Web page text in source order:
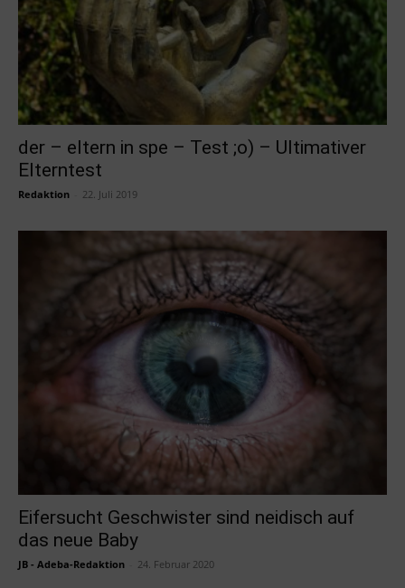
der – eltern in spe – Test ;o) – Ultimativer
Elterntest
Redaktion 22. Juli 2019
Eifersucht Geschwister sind neidisch auf
das neue Baby
JB - Adeba-Redaktion 24. Februar 2020